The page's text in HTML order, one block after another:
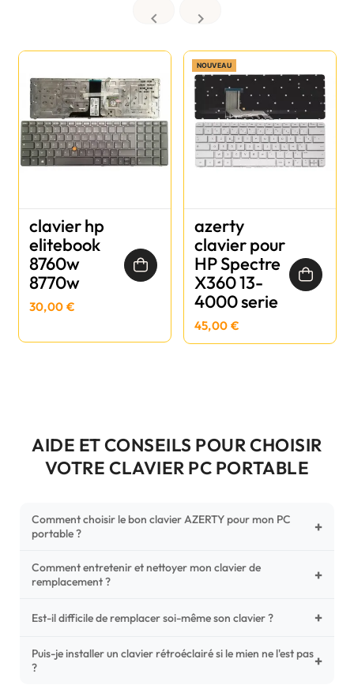
 
clavier hp
elitebook
8760w
8770w
30,00 €
NOUVEAU
azerty
clavier pour
HP Spectre
X360 13-
4000 serie
45,00 €
AIDE ET CONSEILS POUR CHOISIR
VOTRE CLAVIER PC PORTABLE
Comment choisir le bon clavier AZERTY pour mon PC
portable ?
+
Pour ne pas vous tromper, vérifiez trois points critiques sur
votre clavier d'origine : la disposition (AZERTY Français), la
photos HD) et l'emplacement des fixations (vis ou clips) au
Comment entretenir et nettoyer mon clavier de
remplacement ?
+
Un entretien régulier prolonge la vie de vos touches.
poussières sous les mécanismes. Pour le nettoyage,
privilégiez un chiffon microfibre très légèrement humide.
Est-il difficile de remplacer soi-même son clavier ? +
C'est une réparation accessible et très économique ! La
plupart des claviers sont simplement clipsés ou maintenus
Puis-je installer un clavier rétroéclairé si le mien ne l'est pas
?
+